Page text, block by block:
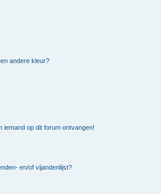
andere kleur?
iemand op dit forum ontvangen!
en/of vijandenlijst?